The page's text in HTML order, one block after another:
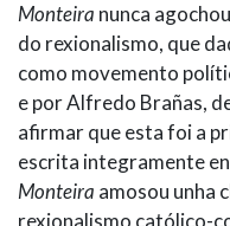
Monteira nunca
do rexionalismo, que
como movemento
e por Alfredo Brañas,
afirmar que esta foi a
escrita integramente
Monteira amosou unha
rexionalismo católico-